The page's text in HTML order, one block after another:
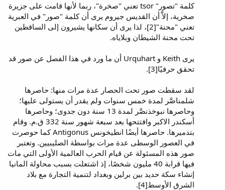
كلمة "تصور" tsor تعني "صخرة"، ربما لأنها قامت على جزيرة
صخرية، إلاَّ أن القديس جيروم يرى أن كلمة "صور" في العبرية
تعني "محنة"[2]، لذا يرى أن سكانها يشيرون إلى الساقطين
تحت محنة الشيطان وبلاياه.
يرى Keith و Urquhart أن ما ورد في هذا الفصل عن صور قد
تحقق حرفيًا[3].
لقد سقطت صور تحت الحصار عدة مرات منها: حاصرها
شلمناصَّر لمدة خمس سنوات ولم يقدر أن يستولى عليها؛
وحاصرها نبوخذنصَّر لمدة 13 سنة دون جدوى؛ وحاصرها
أسكندر الاكبر وافتتحها بعد سبعة شهور سنة 332 ق.م. وقام
بتدميرها. حاصرها أيضًا انطيخونس Antigonus كما حوصرت
في العصور الوسطى عدة مرات بواسطة الصليبيين. وتعتبر
صور هذه المسئولة عن قيام الحرب العالمية الأولى التي مات
فيها قرابة 40 مليون شخصًا، إذ اشتعلت بسبب محاولة المانيا
إنشاء سكة حديد بين برلين وبغداد لتنمية التجارة مع بلاد
الشرق الأوسط[4].